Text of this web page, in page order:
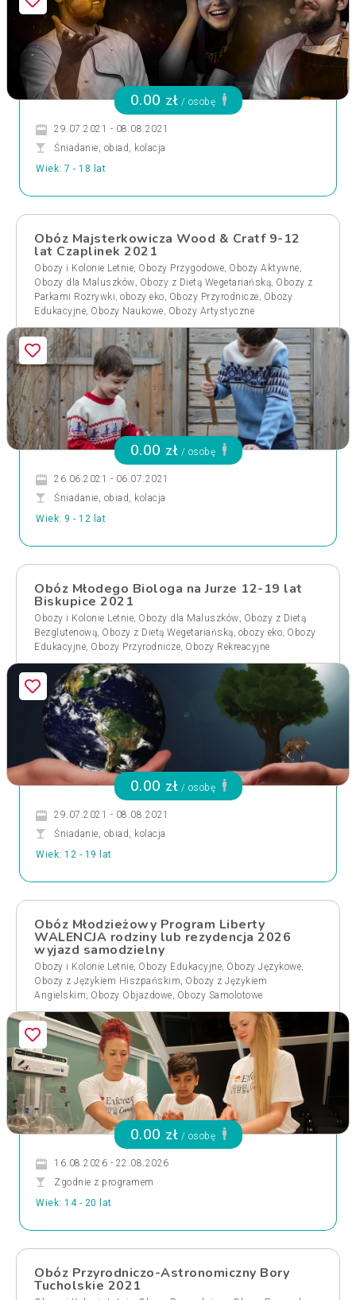
0.00 zł / osobę
29.07.2021 - 08.08.2021
Śniadanie, obiad, kolacja
Wiek: 7 - 18 lat
Obóz Majsterkowicza Wood & Cratf 9-12
lat Czaplinek 2021
Obozy i Kolonie Letnie, Obozy Przygodowe, Obozy Aktywne,
Obozy dla Maluszków, Obozy z Dietą Wegetariańską, Obozy z
Parkami Rozrywki, obozy eko, Obozy Przyrodnicze, Obozy
Edukacyjne, Obozy Naukowe, Obozy Artystyczne
0.00 zł / osobę
26.06.2021 - 06.07.2021
Śniadanie, obiad, kolacja
Wiek: 9 - 12 lat
Obóz Młodego Biologa na Jurze 12-19 lat
Biskupice 2021
Obozy i Kolonie Letnie, Obozy dla Maluszków, Obozy z Dietą
Bezglutenową, Obozy z Dietą Wegetariańską, obozy eko, Obozy
Edukacyjne, Obozy Przyrodnicze, Obozy Rekreacyjne
0.00 zł / osobę
29.07.2021 - 08.08.2021
Śniadanie, obiad, kolacja
Wiek: 12 - 19 lat
Obóz Młodzieżowy Program Liberty
WALENCJA rodziny lub rezydencja 2026
wyjazd samodzielny
Obozy i Kolonie Letnie, Obozy Edukacyjne, Obozy Językowe,
Obozy z Językiem Hiszpańskim, Obozy z Językiem
Angielskim, Obozy Objazdowe, Obozy Samolotowe
0.00 zł / osobę
16.08.2026 - 22.08.2026
Zgodnie z programem
Wiek: 14 - 20 lat
Obóz Przyrodniczo-Astronomiczny Bory
Tucholskie 2021